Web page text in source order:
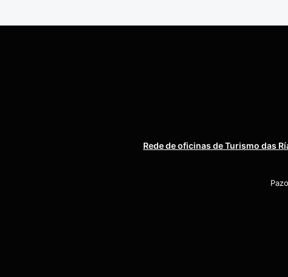
Rede de oficinas de Turismo das